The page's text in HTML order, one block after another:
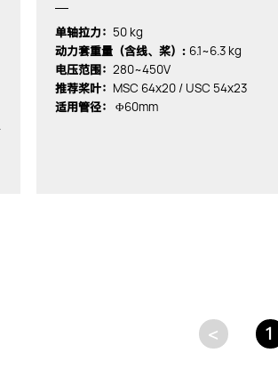
单轴拉力： 50 kg
动力套重量（含线、桨）: 6.1~6.3 kg
电压范围： 280~450V
推荐桨叶： MSC 64x20 / USC 54x23
适用管径： Φ60mm
< 1